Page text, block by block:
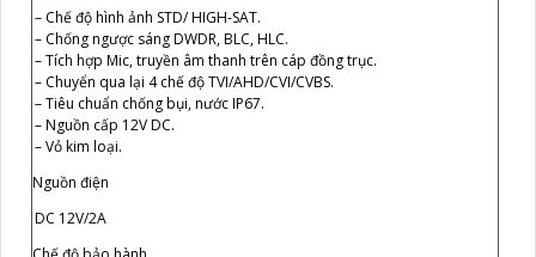
– Chế độ hình ảnh STD/ HIGH-SAT.
– Chống ngược sáng DWDR, BLC, HLC.
– Tích hợp Mic, truyền âm thanh trên cáp đồng trục.
– Chuyển qua lại 4 chế độ TVI/AHD/CVI/CVBS.
– Tiêu chuẩn chống bụi, nước IP67.
– Nguồn cấp 12V DC.
– Vỏ kim loại.
Nguồn điện
DC 12V/2A